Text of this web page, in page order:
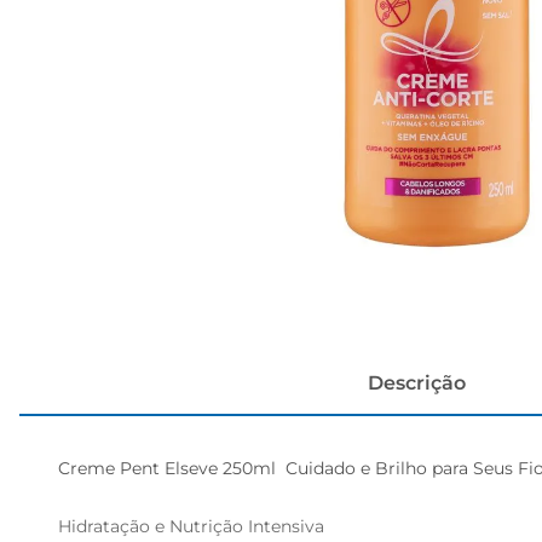
Descrição
Creme Pent Elseve 250ml  Cuidado e Brilho para Seus
Hidratação e Nutrição Intensiva
cerveja